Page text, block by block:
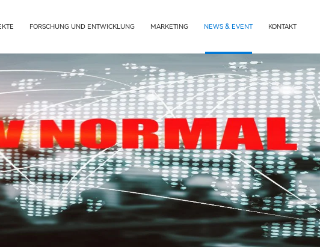
FORSCHUNG UND ENTWICKLUNG MARKETING NEWS & EVENT KONTAKT